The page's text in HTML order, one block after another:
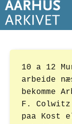
10 a 12
arbeide
bekomme
F.
paa Kost